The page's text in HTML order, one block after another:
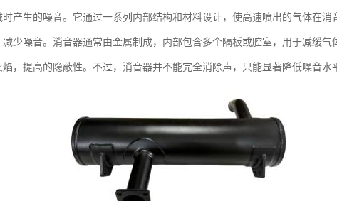
产生的噪音。它通过一系列内部结构和材料设计，使高速喷出的气体在消
少噪音。消音器通常由金属制成，内部包含多个隔板或腔室，用于减缓气
，提高的隐蔽性。不过，消音器并不能完全消除声，只能显著降低噪音水